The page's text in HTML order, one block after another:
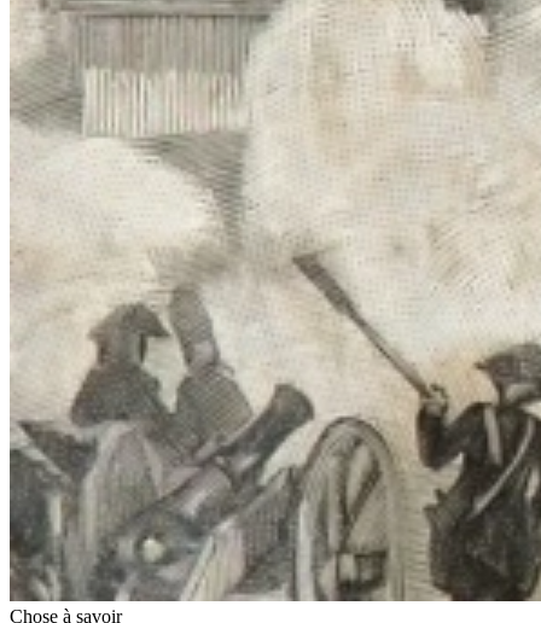
Chose à savoir